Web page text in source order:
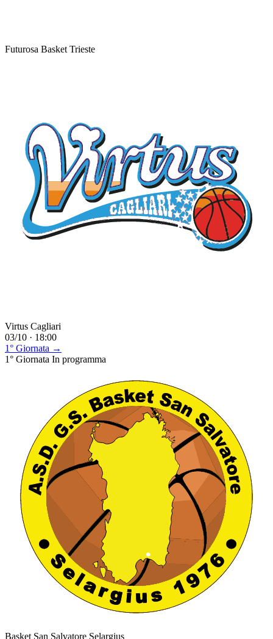
Futurosa Basket Trieste
Virtus Cagliari
03/10 · 18:00
1° Giornata →
1° Giornata In programma
Basket San Salvatore Selargius